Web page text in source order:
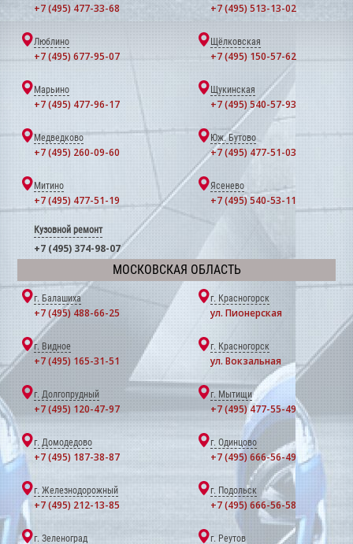
+7 (495) 477-33-68 +7 (495) 513-13-02
Люблино
+7 (495) 677-95-07
Щёлковская
+7 (495) 150-57-62
Марьино
+7 (495) 477-96-17
Щукинская
+7 (495) 540-57-93
Медведково
+7 (495) 260-09-60
Юж. Бутово
+7 (495) 477-51-03
Митино
+7 (495) 477-51-19
Ясенево
+7 (495) 540-53-11
Кузовной ремонт
+7 (495) 374-98-07
МОСКОВСКАЯ ОБЛАСТЬ
г. Балашиха
+7 (495) 488-66-25
г. Красногорск
ул. Пионерская
г. Видное
+7 (495) 165-31-51
г. Красногорск
ул. Вокзальная
г. Долгопрудный
+7 (495) 120-47-97
г. Мытищи
+7 (495) 477-55-49
г. Домодедово
+7 (495) 187-38-87
г. Одинцово
+7 (495) 666-56-49
г. Железнодорожный
+7 (495) 212-13-85
г. Подольск
+7 (495) 666-56-58
г. Зеленоград г. Реутов